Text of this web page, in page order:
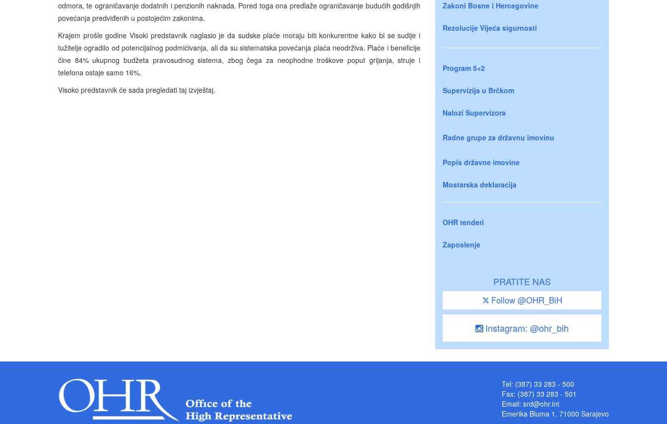
odmora, te ograničavanje dodatnih i penzionih naknada. Pored toga ona predlaže ograničavanje budućih godišnjih
povećanja predviđenih u postojećim zakonima.
Krajem prošle godine Visoki predstavnik naglasio je da sudske plaće moraju biti konkurentne kako bi se sudije i
tužitelje ogradilo od potencijalnog podmićivanja, ali da su sistematska povećanja plaća neodrživa. Plaće i beneficije
čine 84% ukupnog budžeta pravosudnog sistema, zbog čega za neophodne troškove poput grijanja, struje i
telefona ostaje samo 16%.
Visoko predstavnik će sada pregledati taj izvještaj.
Zakoni Bosne i Hercegovine
Rezolucije Vijeća sigurnosti
Program 5+2
Supervizija u Brčkom
Nalozi Supervizora
Radne grupe za državnu imovinu
Popis državne imovine
Mostarska deklaracija
OHR tenderi
Zaposlenje
PRATITE NAS
Follow @OHR_BiH
Instagram: @ohr_bih
Tel: (387) 33 283 - 500
Fax: (387) 33 283 - 501
Email: srd@ohr.int
Emerika Bluma 1, 71000 Sarajevo